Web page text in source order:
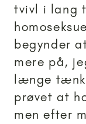
tvivl i lang
begynder
mere på,
længe
prøvet at
men efter